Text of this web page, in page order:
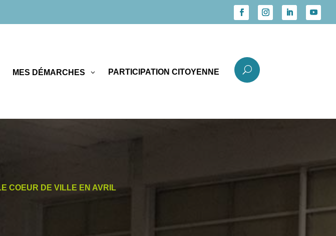
MES DÉMARCHES PARTICIPATION CITOYENNE U
COEUR DE VILLE EN AVRIL